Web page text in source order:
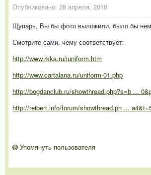
Опубликовано: 28 апреля, 2010
Щупарь, Вы бы фото выложили, было бы
Смотрите сами, чему соответствует:
http://www.rkka.ru/iuniform.htm
http://www.cartalana.ru/uniform-01.php
http://bogdanclub.ru/showthread.php?s=b ...
http://reibert.info/forum/showthread.ph ...
Упомянуть пользователя